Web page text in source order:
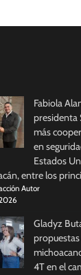
Fabiola
presidenta
más
en
Estados
entre los
Autor
Gladyz
4T en el